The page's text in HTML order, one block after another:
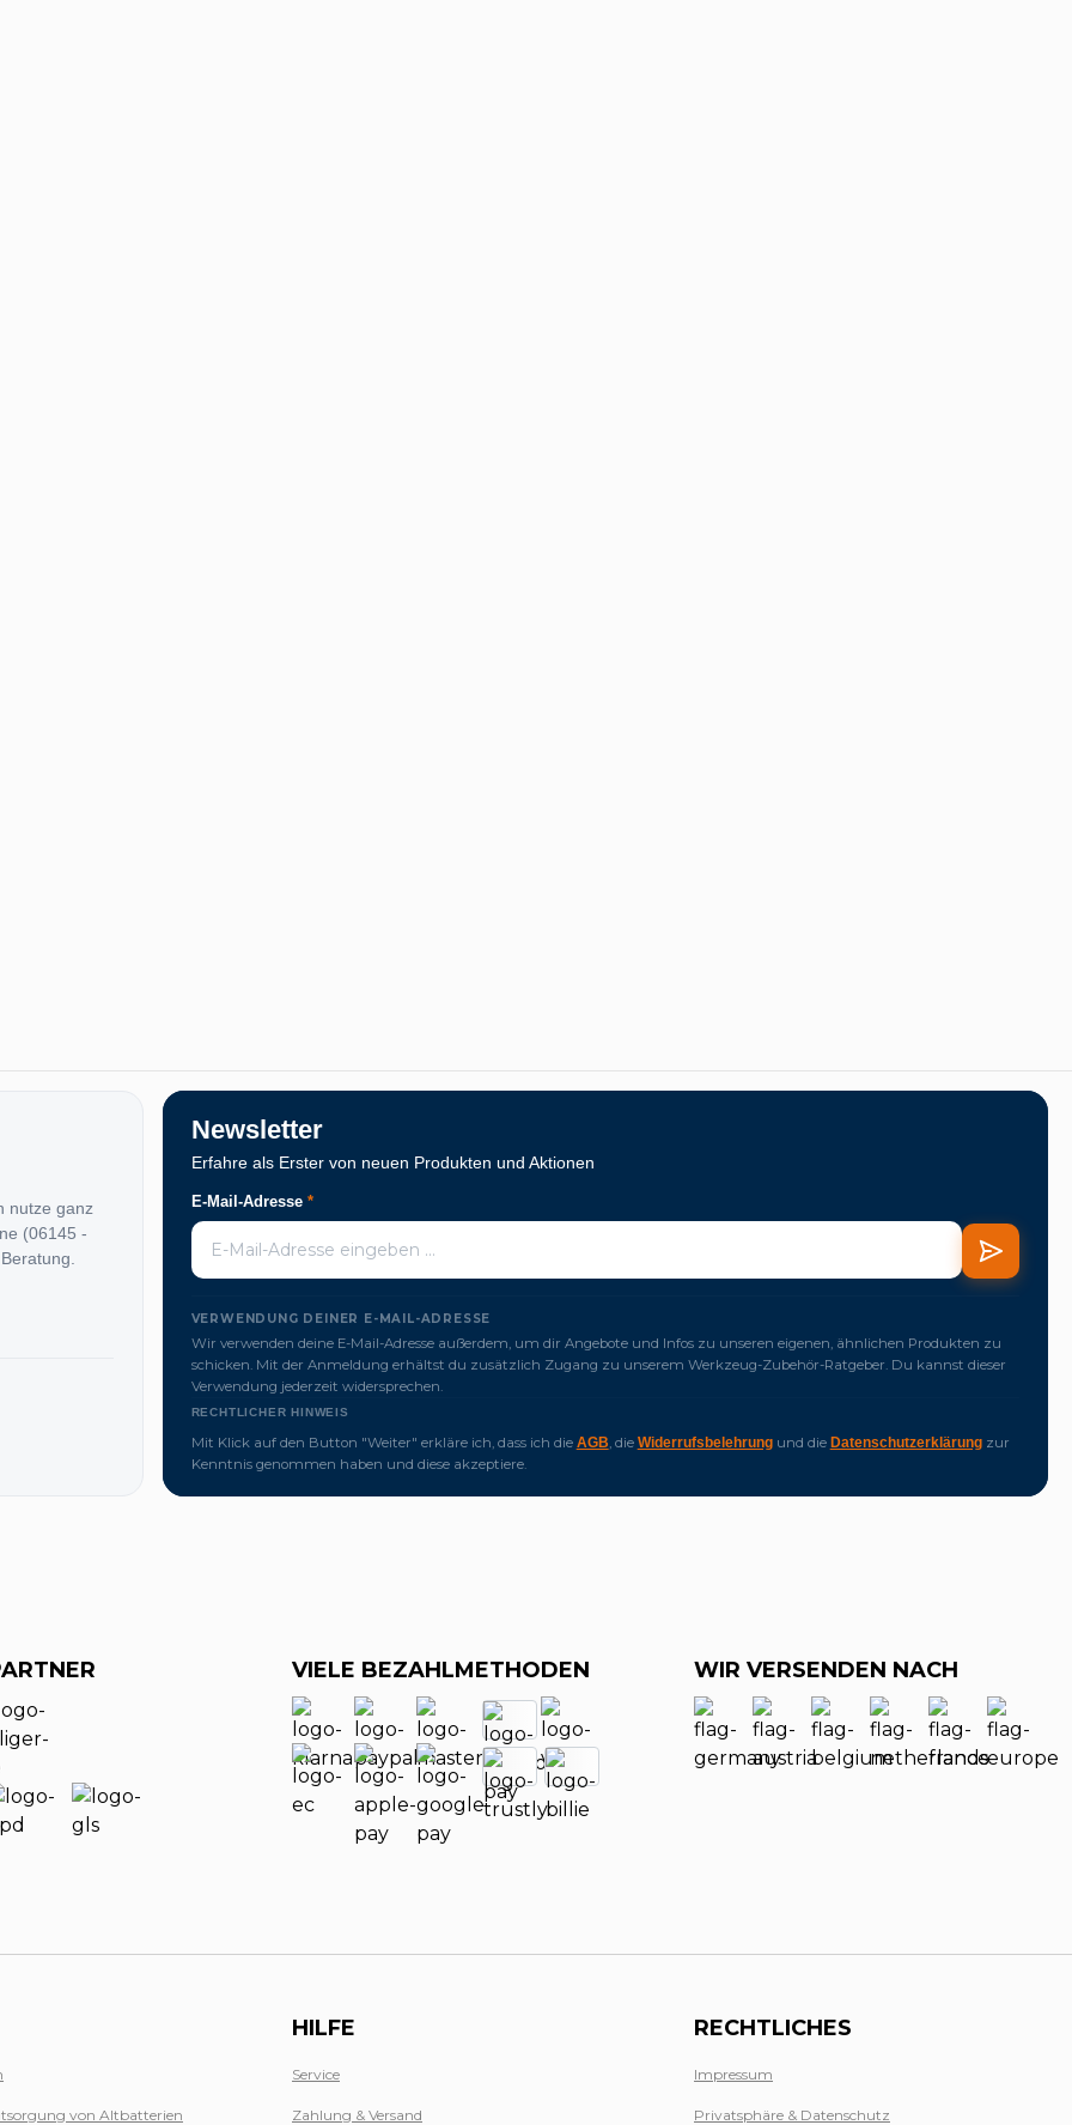
nutze ganz
(06145 -
Newsletter
Erfahre als Erster von neuen Produkten und Aktionen
E-Mail-Adresse *
VERWENDUNG DEINER E-MAIL-ADRESSE
Wir verwenden deine E-Mail-Adresse außerdem, um dir Angebote und Infos zu unseren eigenen, ähnlichen Produkten zu
schicken. Mit der Anmeldung erhältst du zusätzlich Zugang zu unserem Werkzeug-Zubehör-Ratgeber. Du kannst dieser
Verwendung jederzeit widersprechen.
RECHTLICHER HINWEIS
Mit Klick auf den Button "Weiter" erkläre ich, dass ich die AGB, die Widerrufsbelehrungund die Datenschutzerklärungzur
Kenntnis genommen haben und diese akzeptiere.
VIELE BEZAHLMETHODEN WIR VERSENDEN NACH
von Altbatterien
HILFE
Service
Zahlung & Versand
RECHTLICHES
Impressum
Privatsphäre & Datenschutz